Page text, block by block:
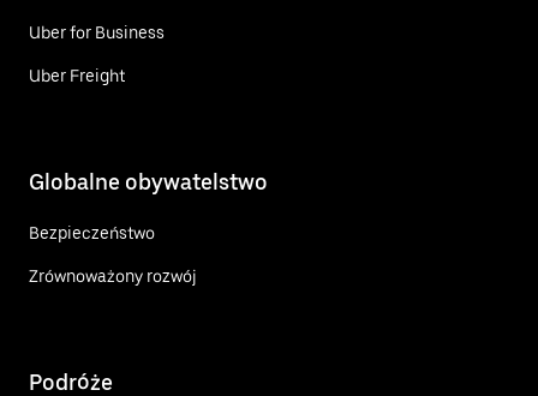
Uber for Business
Uber Freight
Globalne obywatelstwo
Bezpieczeństwo
Zrównoważony rozwój
Podróże